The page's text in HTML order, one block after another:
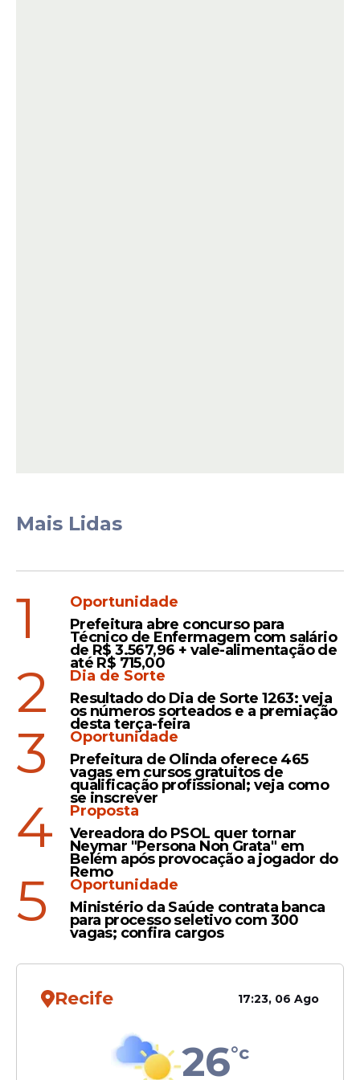
Probabilidade de acesso
1º - Vitória 100% de chance de subir
paraSérie A
2º - Criciúma 82,5% de chance de subir
para Série A
3º - Juventude 74,5% de chance de
subir para Série A
4º - Atlético-GO 65,1% de chance de
subir para Série A
5º - Sport 41,5% de chance de subir
para Série A
6º - Vila Nova 18,7% de chance de subir
subir para Série A
para Série A
9º - Guarani 4,6% de chance de subir
para Série A
Mais Lidas
1
Oportunidade
Prefeitura abre concurso para
Técnico de Enfermagem com salário
de R$ 3.567,96 + vale-alimentação de
até R$ 715,00
2
Dia de Sorte
Resultado do Dia de Sorte 1263: veja
os números sorteados e a premiação
desta terça-feira
3
Oportunidade
Prefeitura de Olinda oferece 465
vagas em cursos gratuitos de
qualificação profissional; veja como
se inscrever
4
Proposta
Vereadora do PSOL quer tornar
Neymar "Persona Non Grata" em
Belém após provocação a jogador do
Remo
5
Oportunidade
Ministério da Saúde contrata banca
para processo seletivo com 300
vagas; confira cargos
Recife 17:23, 06 Ago
26°c